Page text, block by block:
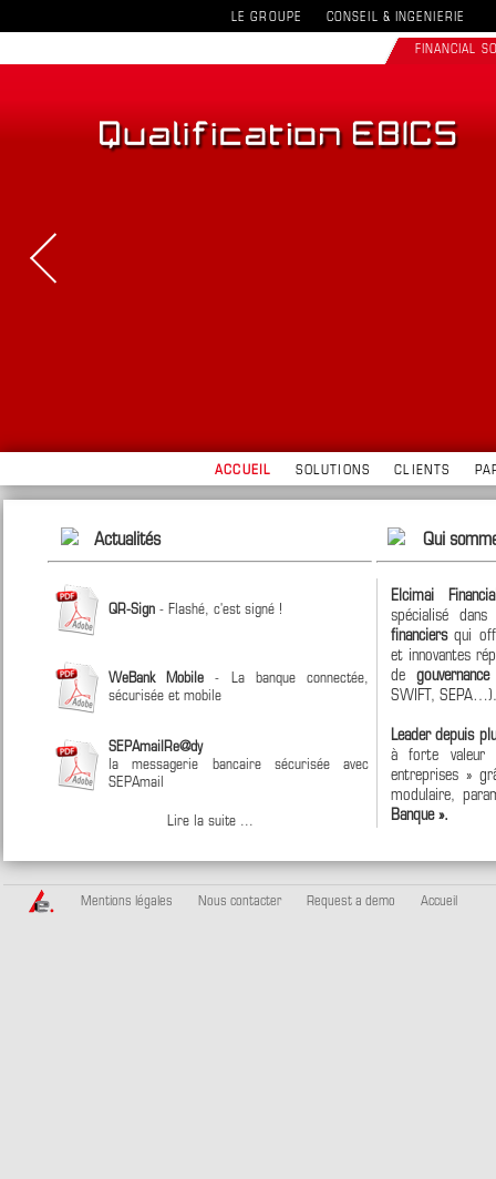
LE GROUPE CONSEIL & INGENIERIE
FINANCIAL
ACCUEIL SOLUTIONS CLIENTS
Actualités
QR-Sign - Flashé, c'est signé !
WeBank Mobile- La banque connectée,
sécurisée et mobile
SEPAmailRe@dy
la messagerie bancaire sécurisée avec
SEPAmail
Lire la suite ...
Qui
Elcimai
spécialisé
financiersqui
et innovantes
de
SWIFT, SEPA…).
Leader depuis
à forte valeur
entreprises »
modulaire,
Banque ».
Mentions légales Nous contacter Request a demo Accueil